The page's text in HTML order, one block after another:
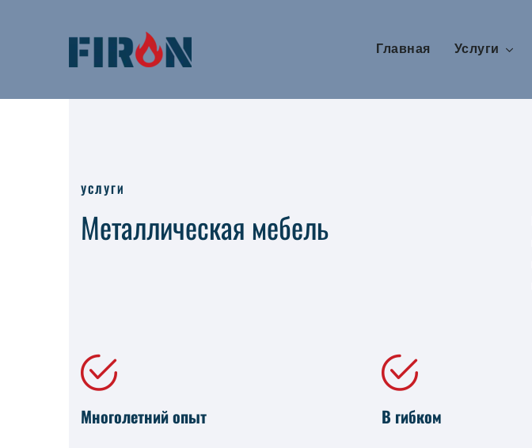
Главная Услуги
УСЛУГИ
Металлическая мебель
Многолетний опыт В гибком